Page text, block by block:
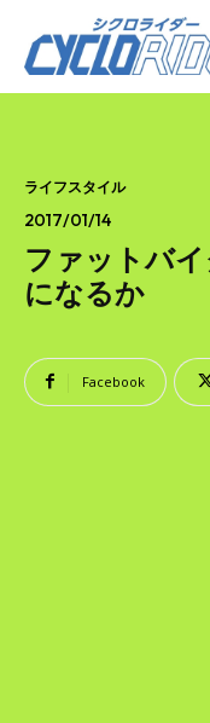
ライフスタイル
2017/01/14
ファットバ
になるか
Facebook